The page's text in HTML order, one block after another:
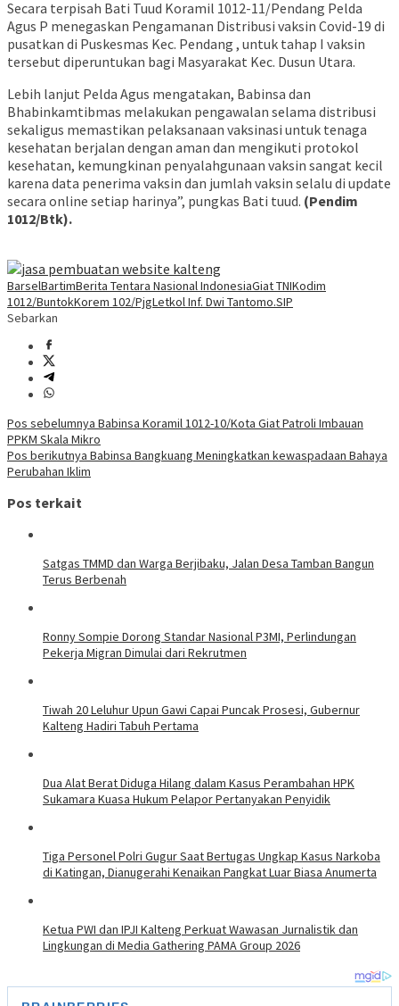
Secara terpisah Bati Tuud Koramil 1012-11/Pendang Pelda
Agus P menegaskan Pengamanan Distribusi vaksin Covid-19 di
pusatkan di Puskesmas Kec. Pendang , untuk tahap I vaksin
tersebut diperuntukan bagi Masyarakat Kec. Dusun Utara.
Lebih lanjut Pelda Agus mengatakan, Babinsa dan
Bhabinkamtibmas melakukan pengawalan selama distribusi
sekaligus memastikan pelaksanaan vaksinasi untuk tenaga
kesehatan berjalan dengan aman dan mengikuti protokol
kesehatan, kemungkinan penyalahgunaan vaksin sangat kecil
karena data penerima vaksin dan jumlah vaksin selalu di update
secara online setiap harinya”, pungkas Bati tuud. (Pendim
1012/Btk).
BarselBartimBerita Tentara Nasional IndonesiaGiat TNIKodim
1012/BuntokKorem 102/PjgLetkol Inf. Dwi Tantomo.SIP
Sebarkan
Navigasi
pos
Pos sebelumnya Babinsa Koramil 1012-10/Kota Giat Patroli Imbauan
PPKM Skala Mikro
Pos berikutnya Babinsa Bangkuang Meningkatkan kewaspadaan Bahaya
Perubahan Iklim
Pos terkait
Satgas TMMD dan Warga Berjibaku, Jalan Desa Tamban Bangun
Terus Berbenah
Ronny Sompie Dorong Standar Nasional P3MI, Perlindungan
Pekerja Migran Dimulai dari Rekrutmen
Tiwah 20 Leluhur Upun Gawi Capai Puncak Prosesi, Gubernur
Kalteng Hadiri Tabuh Pertama
Dua Alat Berat Diduga Hilang dalam Kasus Perambahan HPK
Sukamara Kuasa Hukum Pelapor Pertanyakan Penyidik
Tiga Personel Polri Gugur Saat Bertugas Ungkap Kasus Narkoba
di Katingan, Dianugerahi Kenaikan Pangkat Luar Biasa Anumerta
Ketua PWI dan IPJI Kalteng Perkuat Wawasan Jurnalistik dan
Lingkungan di Media Gathering PAMA Group 2026